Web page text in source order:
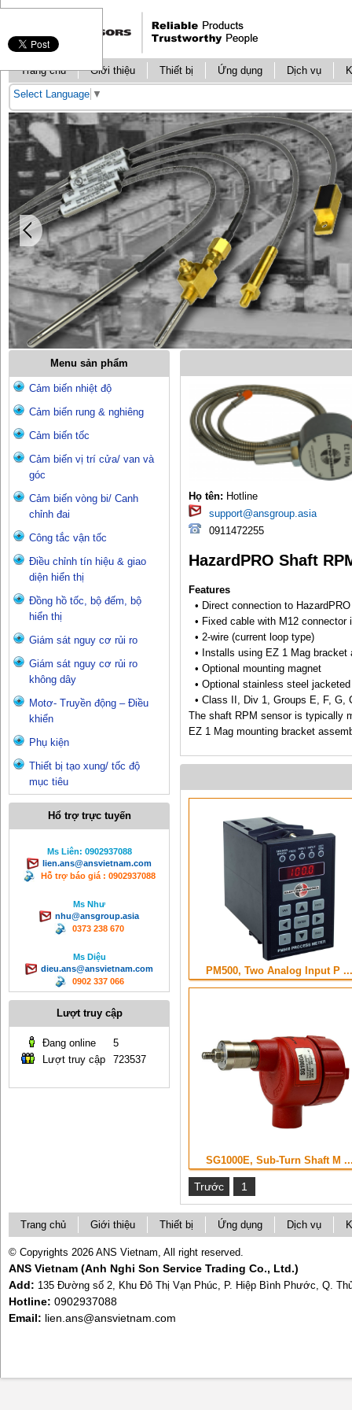
Trang chủ Giới thiệu Thiết bị Ứng dụng Dịch vụ
Select Language ▼
Menu sản phẩm
Cảm biến nhiệt độ
Cảm biến rung & nghiêng
Cảm biến tốc
Cảm biến vị trí cửa/ van và
góc
Cảm biến vòng bi/ Canh
chỉnh đai
Công tắc vận tốc
Điều chỉnh tín hiệu & giao
diện hiển thị
Đồng hồ tốc, bộ đếm, bộ
hiển thị
Giám sát nguy cơ rủi ro
Giám sát nguy cơ rủi ro
không dây
Motơ- Truyền động – Điều
khiển
Phụ kiện
Thiết bị tạo xung/ tốc độ
mục tiêu
Hổ trợ trực tuyến
Ms Liên: 0902937088
lien.ans@ansvietnam.com
Hỗ trợ báo giá : 0902937088
Ms Như
nhu@ansgroup.asia
0373 238 670
Ms Diệu
dieu.ans@ansvietnam.com
0902 337 066
Lượt truy cập
Đang online
5
Lượt truy cập
723537
Họ tên: Hotline
support@ansgroup.asia
0911472255
HazardPRO Shaft
Features
• Direct connection to
• Fixed cable with M12 connector
• 2-wire (current loop type)
• Installs using EZ 1 Mag bracket
• Optional mounting magnet
• Optional stainless steel
• Class II, Div 1, Groups E, F, G,
The shaft RPM sensor is typically
EZ 1 Mag mounting bracket
PM500, Two Analog Input P ...
SG1000E, Sub-Turn Shaft M
Trước 1
Trang chủ Giới thiệu Thiết bị Ứng dụng Dịch vụ
© Copyrights 2026 ANS Vietnam, All right reserved.
ANS Vietnam (Anh Nghi Son Service Trading Co., Ltd.)
Add: 135 Đường số 2, Khu Đô Thị Vạn Phúc, P. Hiệp Bình Phước, Q.
Hotline: 0902937088
Email: lien.ans@ansvietnam.com